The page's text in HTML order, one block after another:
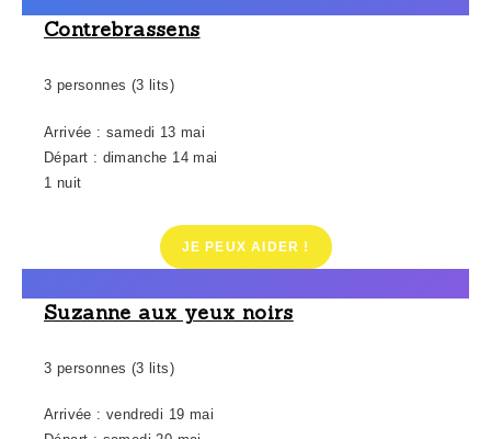
Contrebrassens
3 personnes (3 lits)
Arrivée : samedi 13 mai
Départ : dimanche 14 mai
1 nuit
JE PEUX AIDER !
Suzanne aux yeux noirs
3 personnes (3 lits)
Arrivée : vendredi 19 mai